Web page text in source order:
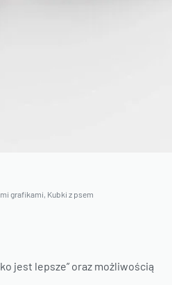
grafikami, Kubki z psem
jest lepsze” oraz możliwością